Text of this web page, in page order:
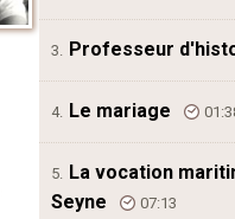
3. Professeur
4. Le mariage
5. La vocation
Seyne
07:13